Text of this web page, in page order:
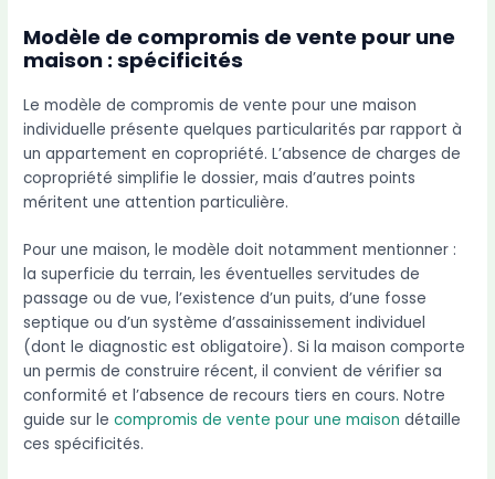
Modèle de compromis de vente pour une
maison : spécificités
Le modèle de compromis de vente pour une maison
individuelle présente quelques particularités par rapport à
un appartement en copropriété. L’absence de charges de
copropriété simplifie le dossier, mais d’autres points
méritent une attention particulière.
Pour une maison, le modèle doit notamment mentionner :
la superficie du terrain, les éventuelles servitudes de
passage ou de vue, l’existence d’un puits, d’une fosse
septique ou d’un système d’assainissement individuel
(dont le diagnostic est obligatoire). Si la maison comporte
un permis de construire récent, il convient de vérifier sa
conformité et l’absence de recours tiers en cours. Notre
guide sur lecompromis de vente pour une maison détaille
ces spécificités.